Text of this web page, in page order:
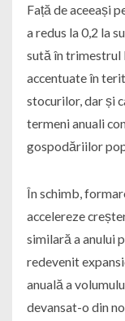
Față de aceeași
a redus la 0,2 la
sută în trimestrul
accentuate în
stocurilor, dar și
termeni anuali
gospodăriilor
În schimb,
accelereze
similară a anului
redevenit
anuală a
devansat-o din